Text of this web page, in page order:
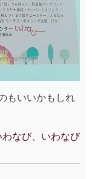
もいいかもしれ
わなび、いわなび